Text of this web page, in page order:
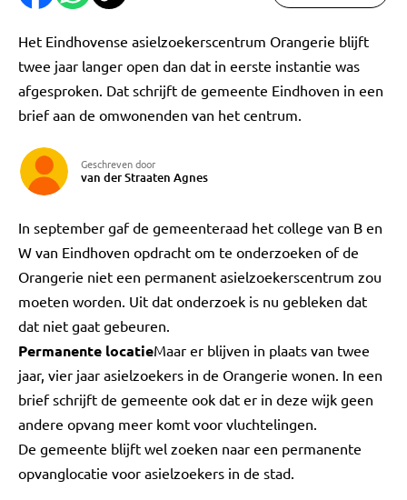
Het Eindhovense asielzoekerscentrum Orangerie blijft
twee jaar langer open dan dat in eerste instantie was
afgesproken. Dat schrijft de gemeente Eindhoven in een
brief aan de omwonenden van het centrum.
Geschreven door
van der Straaten Agnes
In september gaf de gemeenteraad het college van B en
W van Eindhoven opdracht om te onderzoeken of de
Orangerie niet een permanent asielzoekerscentrum zou
moeten worden. Uit dat onderzoek is nu gebleken dat
dat niet gaat gebeuren.
Permanente locatieMaar er blijven in plaats van twee
jaar, vier jaar asielzoekers in de Orangerie wonen. In een
brief schrijft de gemeente ook dat er in deze wijk geen
andere opvang meer komt voor vluchtelingen.
De gemeente blijft wel zoeken naar een permanente
opvanglocatie voor asielzoekers in de stad.